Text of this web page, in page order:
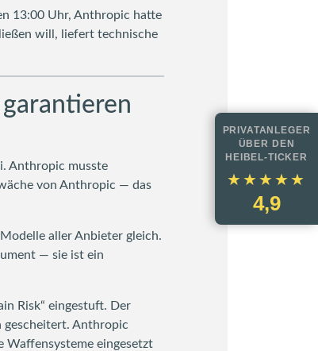
13:00 Uhr, Anthropic hatte
will, liefert technische
Anthropic musste
von Anthropic — das
aller Anbieter gleich.
— sie ist ein
Risk“ eingestuft. Der
gescheitert. Anthropic
Waffensysteme eingesetzt
PRIVATANLEGER
ÜBER DEN
HEIBEL-TICKER
★★★★★
★★★★★
4,9